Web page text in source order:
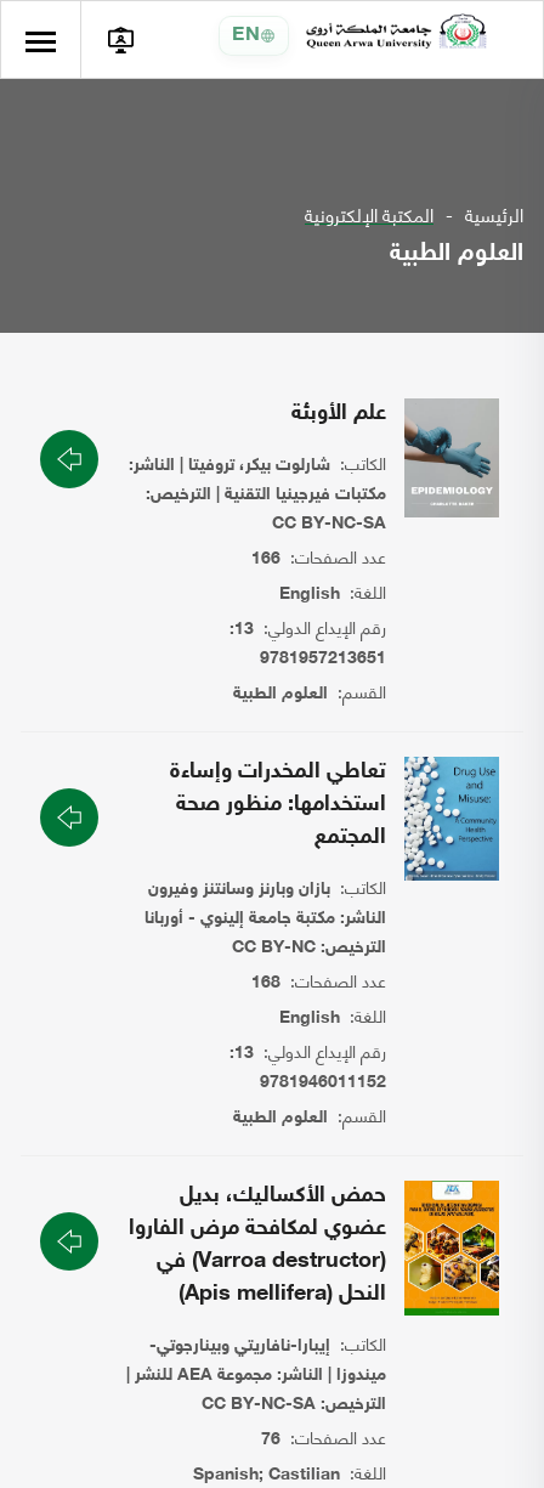
EN
الرئيسية المكتبة الإلكترونية
العلوم الطبية
علم الأوبئة
الكاتب:شارلوت بيكر، تروفيتا | الناشر:
مكتبات فيرجينيا التقنية | الترخيص:
CC BY-NC-SA
عدد الصفحات:166
اللغة:English
رقم الإيداع الدولي:
13:
9781957213651
القسم: العلوم الطبية
تعاطي المخدرات وإساءة
استخدامها: منظور صحة
المجتمع
الكاتب:بازان وبارنز وسانتنز وفيرون
الناشر: مكتبة جامعة إلينوي - أوربانا
الترخيص: CC BY-NC
عدد الصفحات:168
اللغة:English
رقم الإيداع الدولي:
13:
9781946011152
القسم: العلوم الطبية
حمض الأكساليك، بديل
عضوي لمكافحة مرض الفاروا
(Varroa destructor) في
النحل (Apis mellifera)
الكاتب: إيبارا-نافاريتي وبينارجوتي-
ميندوزا | الناشر: مجموعة AEA للنشر |
الترخيص: CC BY-NC-SA
عدد الصفحات:76
اللغة:Spanish; Castilian